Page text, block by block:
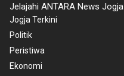
Jelajahi ANTARA News Jogja
Jogja Terkini
Politik
Peristiwa
Ekonomi